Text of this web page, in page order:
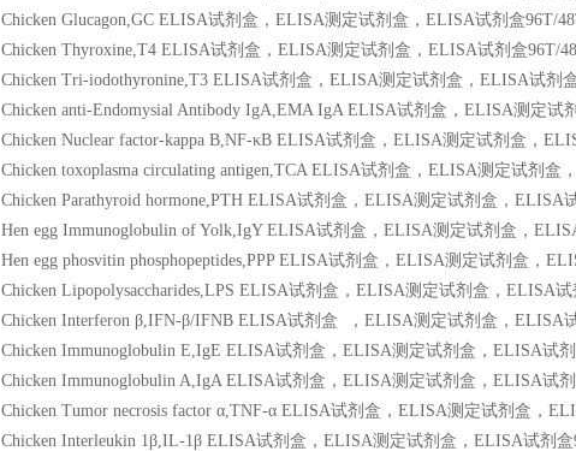
Chicken Glucagon,GC ELISA试剂盒，ELISA测定试剂盒，ELISA试剂盒96T/
Chicken Thyroxine,T4 ELISA试剂盒，ELISA测定试剂盒，ELISA试剂盒96T/
Chicken Tri-iodothyronine,T3 ELISA试剂盒，ELISA测定试剂盒，ELISA试剂
Chicken anti-Endomysial Antibody IgA,EMA IgA ELISA试剂盒，ELISA测定试
Chicken Nuclear factor-kappa B,NF-κB ELISA试剂盒，ELISA测定试剂盒，
Chicken toxoplasma circulating antigen,TCA ELISA试剂盒，ELISA测定试剂盒
Chicken Parathyroid hormone,PTH ELISA试剂盒，ELISA测定试剂盒，ELISA
Hen egg Immunoglobulin of Yolk,IgY ELISA试剂盒，ELISA测定试剂盒，
Hen egg phosvitin phosphopeptides,PPP ELISA试剂盒，ELISA测定试剂盒，
Chicken Lipopolysaccharides,LPS ELISA试剂盒，ELISA测定试剂盒，ELISA
Chicken Interferon β,IFN-β/IFNB ELISA试剂盒
，ELISA测定试剂盒，ELISA
Chicken Immunoglobulin E,IgE ELISA试剂盒，ELISA测定试剂盒，ELISA试
Chicken Immunoglobulin A,IgA ELISA试剂盒，ELISA测定试剂盒，ELISA试
Chicken Tumor necrosis factor α,TNF-α ELISA试剂盒，ELISA测定试剂盒，
Chicken Interleukin 1β,IL-1β ELISA试剂盒，ELISA测定试剂盒，ELISA试剂盒